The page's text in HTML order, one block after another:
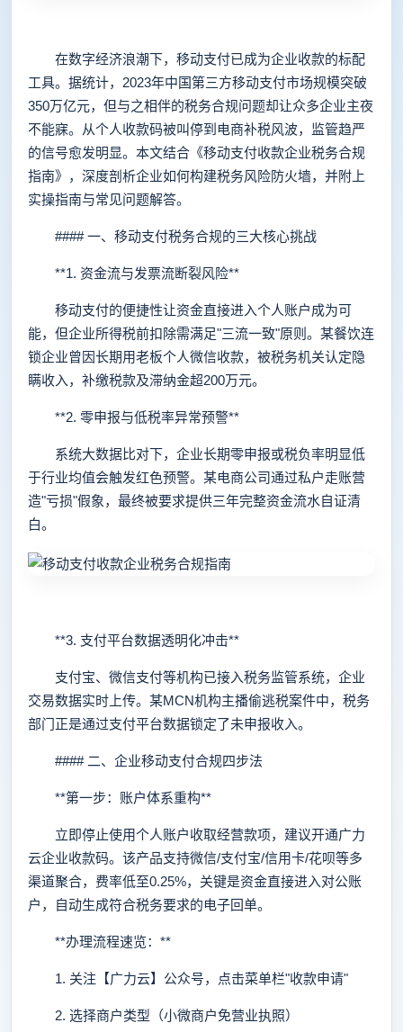
在数字经济浪潮下，移动支付已成为企业收款的标配
工具。据统计，2023年中国第三方移动支付市场规模突破
350万亿元，但与之相伴的税务合规问题却让众多企业主夜
不能寐。从个人收款码被叫停到电商补税风波，监管趋严
的信号愈发明显。本文结合《移动支付收款企业税务合规
指南》，深度剖析企业如何构建税务风险防火墙，并附上
实操指南与常见问题解答。
#### 一、移动支付税务合规的三大核心挑战
**1. 资金流与发票流断裂风险**
移动支付的便捷性让资金直接进入个人账户成为可
能，但企业所得税前扣除需满足"三流一致"原则。某餐饮连
锁企业曾因长期用老板个人微信收款，被税务机关认定隐
瞒收入，补缴税款及滞纳金超200万元。
**2. 零申报与低税率异常预警**
系统大数据比对下，企业长期零申报或税负率明显低
于行业均值会触发红色预警。某电商公司通过私户走账营
造"亏损"假象，最终被要求提供三年完整资金流水自证清
白。
**3. 支付平台数据透明化冲击**
支付宝、微信支付等机构已接入税务监管系统，企业
交易数据实时上传。某MCN机构主播偷逃税案件中，税务
部门正是通过支付平台数据锁定了未申报收入。
#### 二、企业移动支付合规四步法
**第一步：账户体系重构**
立即停止使用个人账户收取经营款项，建议开通广力
云企业收款码。该产品支持微信/支付宝/信用卡/花呗等多
渠道聚合，费率低至0.25%，关键是资金直接进入对公账
户，自动生成符合税务要求的电子回单。
**办理流程速览：**
1. 关注【广力云】公众号，点击菜单栏"收款申请"
2. 选择商户类型（小微商户免营业执照）